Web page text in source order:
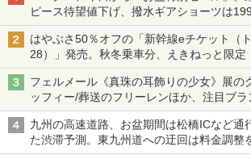
ピース待望値下げ、撥水ギアショーツは
はやぶさ50％オフの「新幹線eチケット（
28）」発売。秋冬乗車分、えきねっと限定
フェルメール《真珠の耳飾りの少女》展の
ッフィー/葬送のフリーレンほか、注目ブ
九州の高速道路、お盆期間は松橋ICなど通
た渋滞予測。東九州道への迂回は料金調整